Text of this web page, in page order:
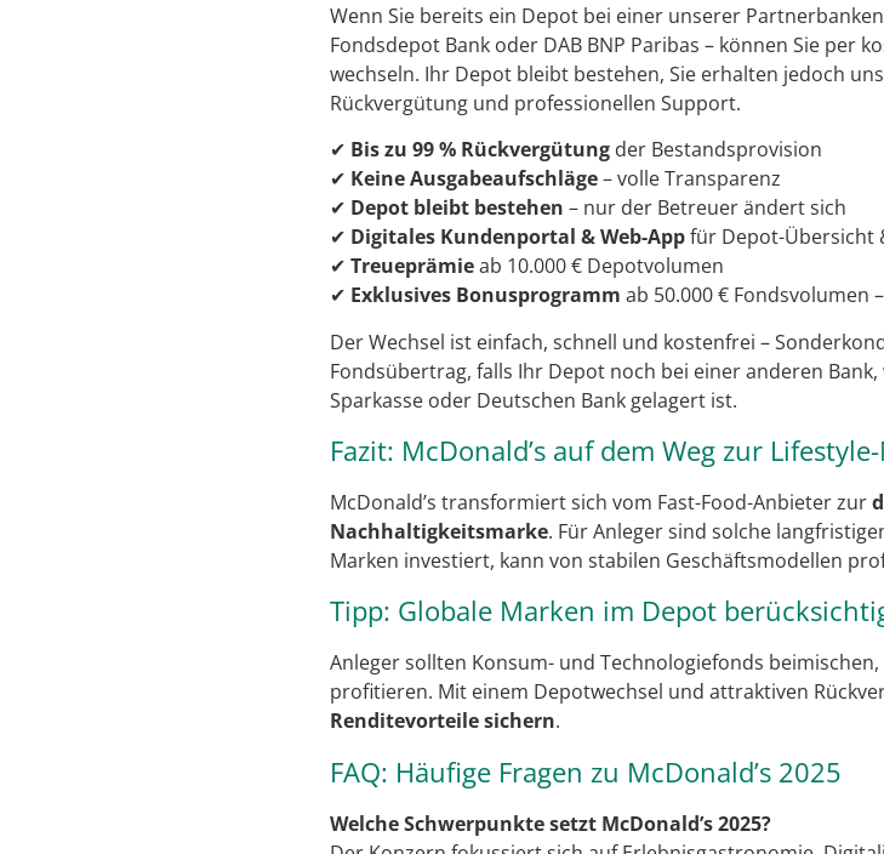
Wenn Sie bereits ein Depot bei einer unserer
Fondsdepot Bank oder DAB BNP Paribas – können Sie per
wechseln. Ihr Depot bleibt bestehen, Sie erhalten jedoch
Rückvergütung und professionellen Support.
✔ Bis zu 99 % Rückvergütung der Bestandsprovision
✔ Keine Ausgabeaufschläge– volle Transparenz
✔ Depot bleibt bestehen – nur der Betreuer ändert sich
✔ Digitales Kundenportal & Web-Appfür Depot-Übersicht
✔ Treueprämieab 10.000 € Depotvolumen
✔ Exklusives Bonusprogramm ab 50.000 € Fondsvolumen
Der Wechsel ist einfach, schnell und kostenfrei –
Fondsübertrag, falls Ihr Depot noch bei einer anderen Bank,
Sparkasse oder Deutschen Bank gelagert ist.
Fazit: McDonald’s auf dem Weg zur
McDonald’s transformiert sich vom Fast-Food-Anbieter zur
Nachhaltigkeitsmarke. Für Anleger sind solche
Marken investiert, kann von stabilen Geschäftsmodellen
Tipp: Globale Marken im Depot
Anleger sollten Konsum- und Technologiefonds
profitieren. Mit einem Depotwechsel und attraktiven
Renditevorteile sichern.
FAQ: Häufige Fragen zu McDonald’s 2025
Welche Schwerpunkte setzt McDonald’s 2025?